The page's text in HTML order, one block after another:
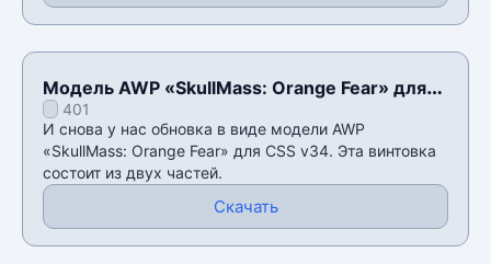
Модель AWP «SkullMass: Orange Fear» для
CSS v34
401
И снова у нас обновка в виде модели AWP
«SkullMass: Orange Fear» для CSS v34. Эта винтовка
состоит из двух частей.
Скачать